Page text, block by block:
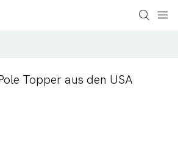
Topper aus den USA